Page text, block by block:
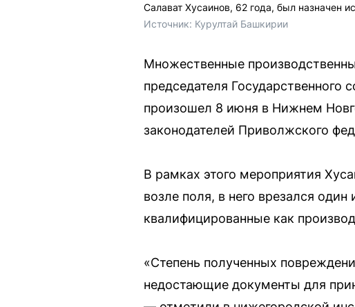
Салават Хусаинов, 62 года, был назначен
Источник: Курултай Башкирии
Множественные
председателя Государственного
произошел 8 июня в Нижнем
законодателей Приволжского
В рамках этого мероприятия
возле поля, в него врезался
квалифицированные как
«Степень полученных
недостающие документы для